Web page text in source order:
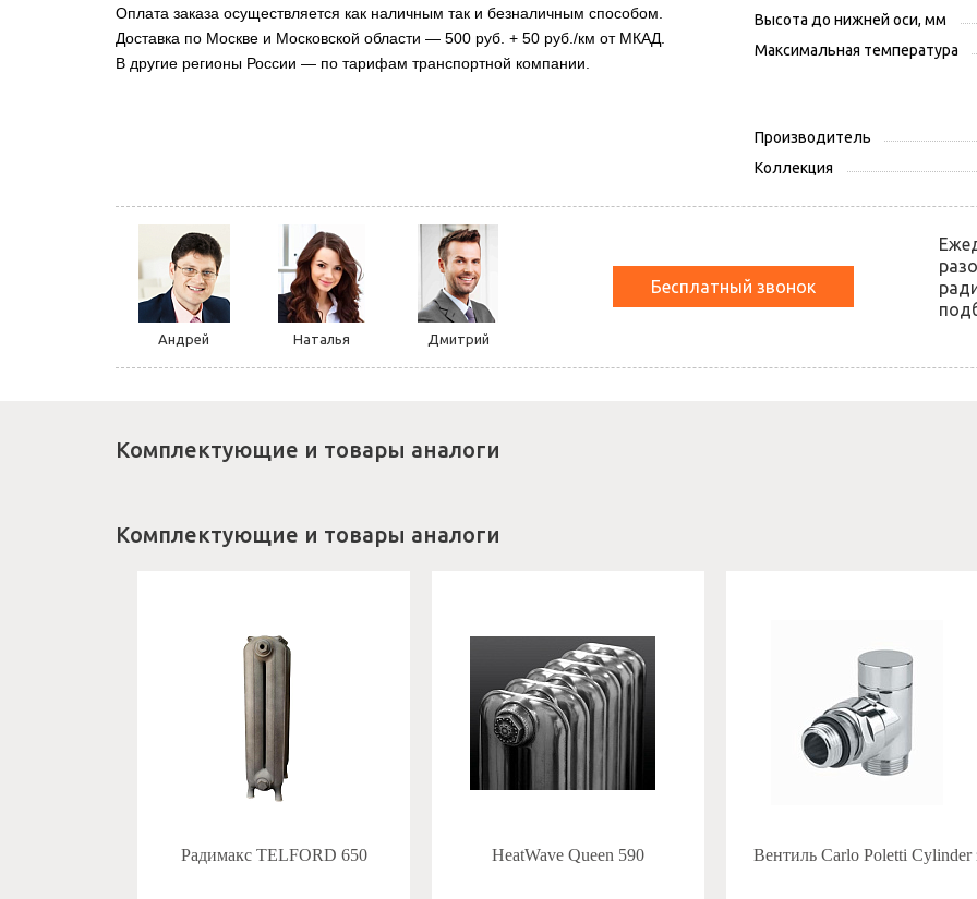
Оплата заказа осуществляется как наличным так и безналичным способом.
Доставка по Москве и Московской области — 500 руб. + 50 руб./км от МКАД.
В другие регионы России — по тарифам транспортной компании.
Высота до нижней оси, мм
Максимальная температура
Производитель
Коллекция
Андрей Наталья Дмитрий
Бесплатный звонок
Комплектующие и товары аналоги
Комплектующие и товары аналоги
Радимакс TELFORD 650 HeatWave Queen 590 Вентиль Carlo Poletti Cylinder